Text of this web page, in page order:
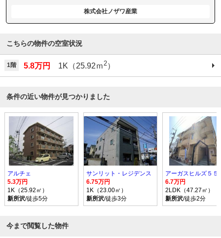
株式会社ノザワ産業
こちらの物件の空室状況
1階 5.8万円 1K（25.92ｍ2）
条件の近い物件が見つかりました
アルチェ
5.3万円
1K（25.92㎡）
新所沢/徒歩5分
サンリット・レジデンス
6.75万円
1K（23.00㎡）
新所沢/徒歩3分
アーガスヒルズ５５
6.7万円
2LDK（47.27㎡）
新所沢/徒歩2分
今まで閲覧した物件